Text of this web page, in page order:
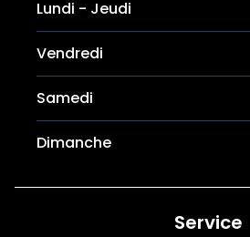
Lundi - Jeudi
Vendredi
Samedi
Dimanche
Service